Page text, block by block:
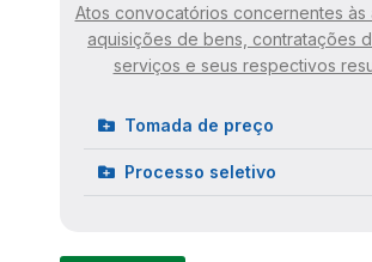
Atos convocatórios concernentes às
aquisições de bens, contratações
serviços e seus respectivos
Tomada de preço
Processo seletivo